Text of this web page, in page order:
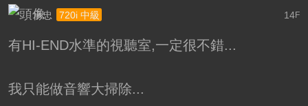
14F
承忠 720i 中級
有HI-END水準的視聽室,一定很不錯...
我只能做音響大掃除...